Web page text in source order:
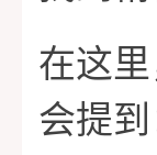
在这
会提